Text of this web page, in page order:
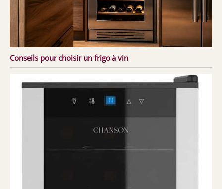
Conseils pour choisir un frigo à vin